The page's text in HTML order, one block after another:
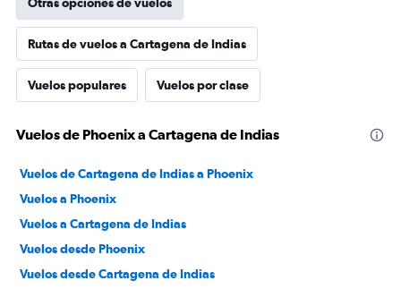
Rutas de vuelos a Cartagena de Indias
Vuelos populares Vuelos por clase
Vuelos de Phoenix a Cartagena de Indias
Vuelos de Cartagena de Indias a Phoenix
Vuelos a Phoenix
Vuelos a Cartagena de Indias
Vuelos desde Phoenix
Vuelos desde Cartagena de Indias